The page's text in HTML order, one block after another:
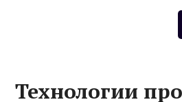
Технологии